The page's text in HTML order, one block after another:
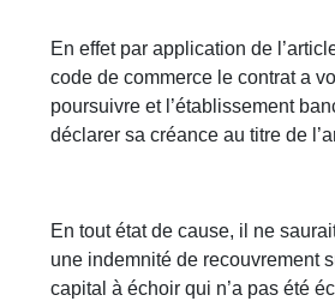
En effet par application de
code de commerce le contrat a
poursuivre et l’établissement
déclarer sa créance au titre de
En tout état de cause, il ne
une indemnité de recouvrement
capital à échoir qui n’a pas été